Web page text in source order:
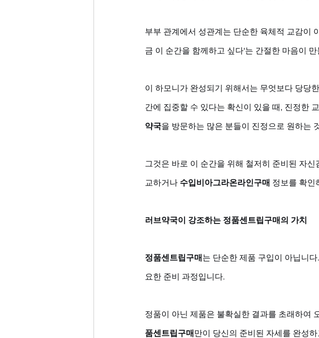
부부 관계에서 성관계는 단순한 육체적 교감이
금 이 순간을 함께하고 싶다'는 간절한 마음이
이 하모니가 완성되기 위해서는 무엇보다 당당
간에 집중할 수 있다는 확신이 있을 때, 진정한
약국을 방문하는 많은 분들이 진정으로 원하는
그것은 바로 이 순간을 위해 철저히 준비된 자신
교하거나 수입비아그라온라인구매 정보를 확인
러브약국이 강조하는 정품센트립구매의 가치
정품센트립구매 는 단순한 제품 구입이 아닙니
요한 준비 과정입니다.
정품이 아닌 제품은 불확실한 결과를 초래하여
품센트립구매 만이 당신의 준비된 자세를 완성